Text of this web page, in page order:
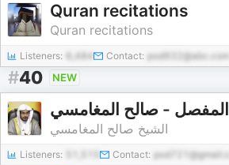
Quran recitations
Quran recitations
Listeners: 6,484 Contact: pod932@abc.com
#40 NEW
الشيخ صالح المغامسي
Listeners: Contact: